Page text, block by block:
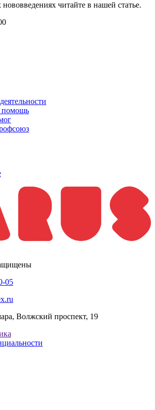
читайте в нашей статье.
помощь
05
Волжский проспект, 19